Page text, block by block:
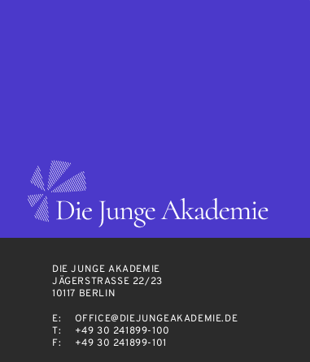
DIE JUNGE AKADEMIE
JÄGERSTRASSE 22/23
10117 BERLIN
E:
OFFICE@DIEJUNGEAKADEMIE.DE
T:
+49 30 241899-100
F:
+49 30 241899-101